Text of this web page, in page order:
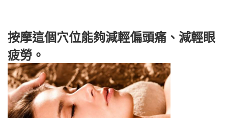
按摩這個穴位能夠減輕偏頭痛、減輕眼
疲勞。